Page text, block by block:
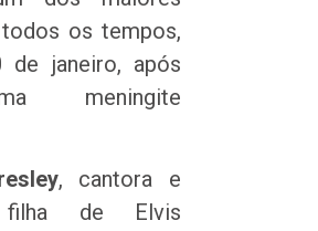
os tempos,
de janeiro, após
meningite
, cantora e
filha de Elvis